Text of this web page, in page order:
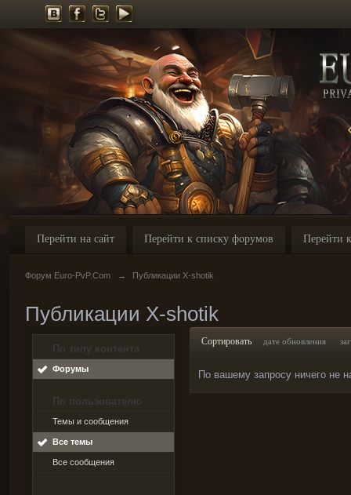
Перейти на сайт Перейти к списку форумов Перейти
Форум Euro-PvP.Com → Публикации X-shotik
Публикации X-shotik
По типу контента
Форумы
По пользователю
Темы и сообщения
Все темы
Все сообщения
Сортировать дате обновления
По вашему запросу ничего не